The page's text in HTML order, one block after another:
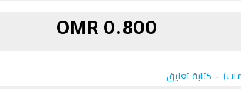
- كتابة تعليق
0.800 OMR